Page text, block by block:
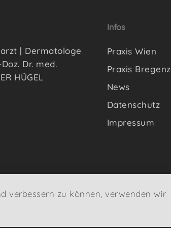
| Dermatologe
Dr. med.
HÜGEL
Infos
Praxis Wien
Praxis Bregenz
News
Datenschutz
Impressum
verbessern zu können, verwenden wir